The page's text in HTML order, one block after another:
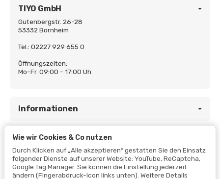
TIYO GmbH
Gutenbergstr. 26-28
53332 Bornheim
Tel.: 02227 929 655 0
Öffnungszeiten:
Mo-Fr. 09:00 - 17:00 Uh
Informationen
Gesetzliche Informationen
Wie wir Cookies & Co nutzen
Durch Klicken auf „Alle akzeptieren“ gestatten Sie den Einsatz
folgender Dienste auf unserer Website: YouTube, ReCaptcha,
Google Tag Manager. Sie können die Einstellung jederzeit
ändern (Fingerabdruck-Icon links unten). Weitere Details